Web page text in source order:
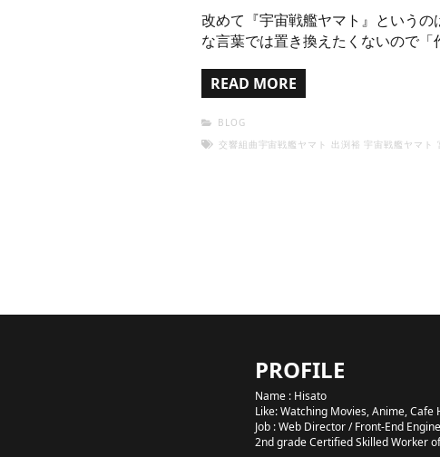
改めて『宇宙戦艦ヤマト』という
な言葉では置き換えたくないので
READ MORE
BLOG
交響組曲宇宙戦艦ヤマト
出渕裕 宇宙戦艦ヤマト
PROFILE
Name : Hisato
Like: Watching Movies, Anime, Cafe
Job : Web Director / Front-End
2nd grade Certified Skilled Worker